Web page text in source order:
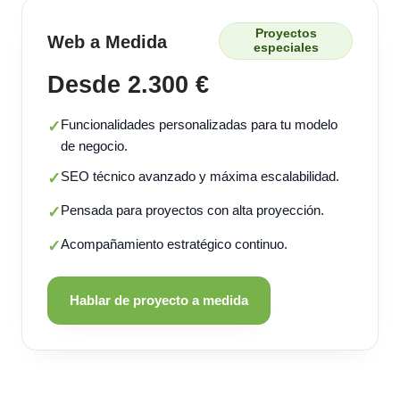
Web a Medida
Proyectos
especiales
Desde 2.300 €
✓Funcionalidades personalizadas para tu modelo
de negocio.
✓SEO técnico avanzado y máxima escalabilidad.
✓Pensada para proyectos con alta proyección.
✓Acompañamiento estratégico continuo.
Hablar de proyecto a medida